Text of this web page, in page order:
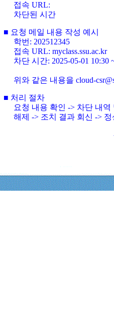
접속 URL:
차단된 시간
■ 요청 메일 내용 작성 예시
학번: 202512345
접속 URL: myclass.ssu.ac.kr
차단 시간: 2025-05-01 10:30
위와 같은 내용을 cloud-
■ 처리 절차
요청 내용 확인 -> 차단 내
해제 -> 조치 결과 회신 ->